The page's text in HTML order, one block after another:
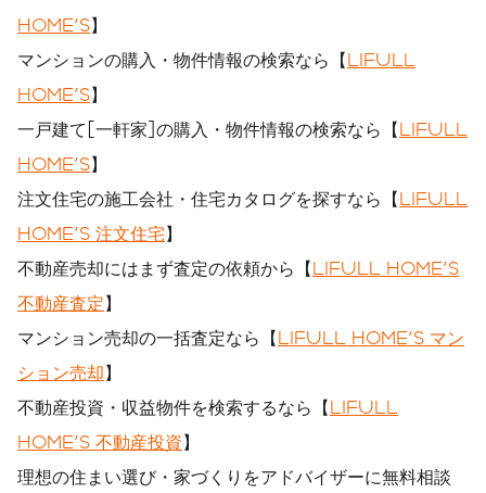
HOME'S】
マンションの購入・物件情報の検索なら【LIFULL
HOME'S】
一戸建て[一軒家]の購入・物件情報の検索なら【LIFULL
HOME'S】
注文住宅の施工会社・住宅カタログを探すなら【LIFULL
HOME'S 注文住宅】
不動産売却にはまず査定の依頼から【LIFULL HOME'S
不動産査定】
マンション売却の一括査定なら【LIFULL HOME'S マン
ション売却】
不動産投資・収益物件を検索するなら【LIFULL
HOME'S 不動産投資】
理想の住まい選び・家づくりをアドバイザーに無料相談